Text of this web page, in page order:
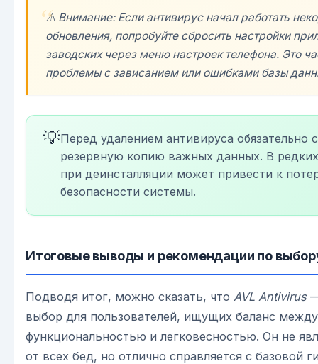
⚠️ Внимание: Если антивирус начал работать
обновления, попробуйте сбросить настройки
заводских через меню настроек телефона. Это
проблемы с зависанием или ошибками базы
💡Перед удалением антивируса обязательно
резервную копию важных данных. В редких
при деинсталляции может привести к
безопасности системы.
Итоговые выводы и рекомендации по
Подводя итог, можно сказать, что AVL Antivirus—
выбор для пользователей, ищущих баланс между
функциональностью и легковесностью. Он не
от всех бед, но отлично справляется с базовой